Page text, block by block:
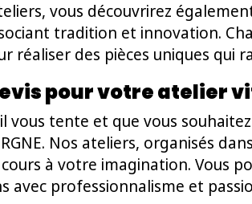
vous découvrirez
tradition et innovation.
réaliser des pièces uniques qui
pour votre atelier
vous tente et que vous
Nos ateliers, organisés
à votre imagination. Vous
avec professionnalisme et